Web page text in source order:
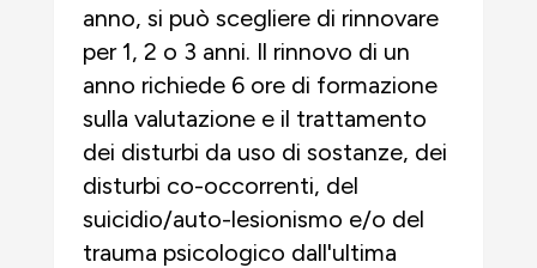
anno, si può scegliere di rinnovare
per 1, 2 o 3 anni. Il rinnovo di un
anno richiede 6 ore di formazione
sulla valutazione e il trattamento
dei disturbi da uso di sostanze, dei
disturbi co-occorrenti, del
suicidio/auto-lesionismo e/o del
trauma psicologico dall'ultima